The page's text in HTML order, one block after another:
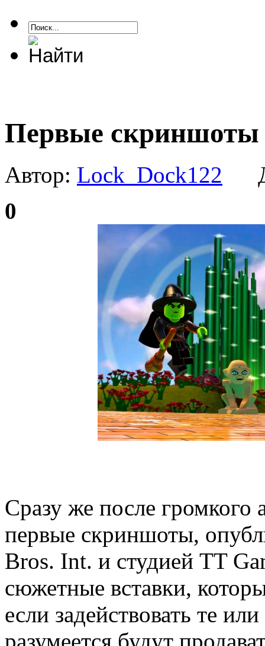
Первые скриншоты
Автор: Lock_Dock122
0
Сразу же после громкого
первые скриншоты,
Bros. Int. и студией TT
сюжетные вставки,
если задействовать те